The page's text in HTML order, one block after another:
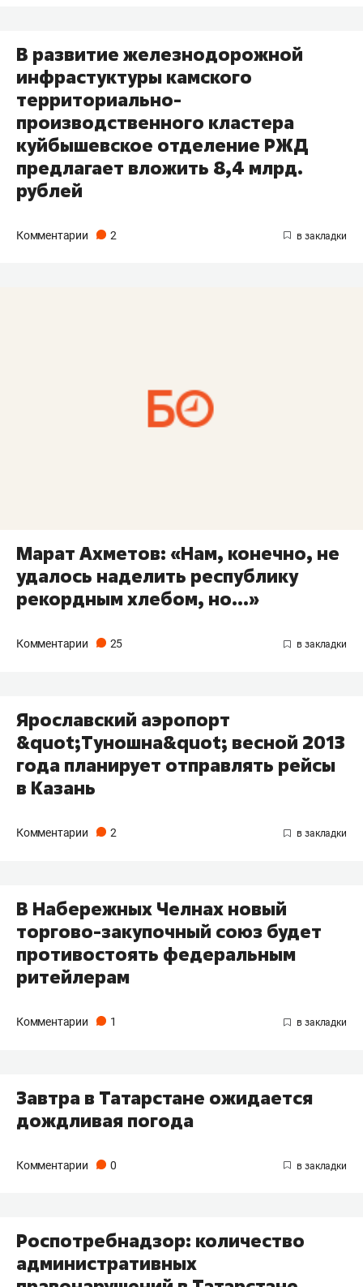
В развитие железнодорожной
инфрастуктуры камского
территориально-
производственного кластера
куйбышевское отделение РЖД
предлагает вложить 8,4 млрд.
рублей
Комментарии 2
Марат Ахметов: «Нам, конечно, не
удалось наделить республику
рекордным хлебом, но…»
Комментарии 25
Ярославский аэропорт
&quot;Туношна&quot; весной 2013
года планирует отправлять рейсы
в Казань
Комментарии 2
В Набережных Челнах новый
торгово-закупочный союз будет
противостоять федеральным
ритейлерам
Комментарии 1
Завтра в Татарстане ожидается
дождливая погода
Комментарии 0
Роспотребнадзор: количество
административных